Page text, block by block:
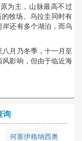
为主，山脉最高不过
牧场。乌拉圭同时有
还有多个湖泊，而乌
月乃冬季，十一月至
影响，但由于临近海
询
何塞伊格纳西奥